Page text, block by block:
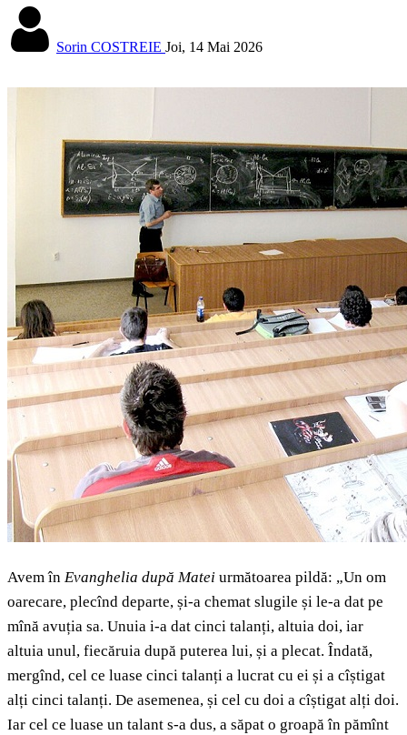
Sorin COSTREIE Joi, 14 Mai 2026
Avem în Evanghelia după Matei următoarea pildă: „Un om
oarecare, plecînd departe, și-a chemat slugile și le-a dat pe
mînă avuția sa. Unuia i-a dat cinci talanți, altuia doi, iar
altuia unul, fiecăruia după puterea lui, și a plecat. Îndată,
mergînd, cel ce luase cinci talanți a lucrat cu ei și a cîștigat
alți cinci talanți. De asemenea, și cel cu doi a cîștigat alți doi.
Iar cel ce luase un talant s-a dus, a săpat o groapă în pămînt